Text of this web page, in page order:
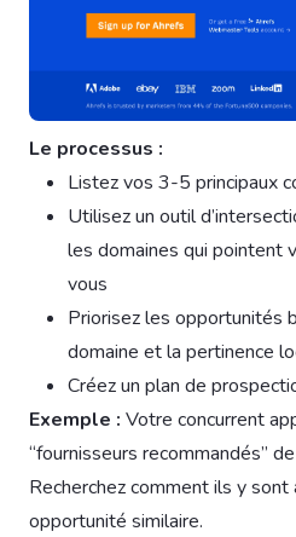
Le processus :
Listez vos 3-5 principaux
Utilisez un outil
les domaines qui pointent
vous
Priorisez les opportunités
domaine et la pertinence
Créez un plan de
Exemple : Votre concurrent
“fournisseurs recommandés”
Recherchez comment ils y
opportunité similaire.